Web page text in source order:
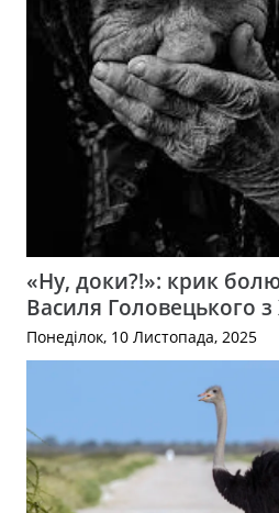
«Ну, доки?!»: крик болю
Василя Головецького
Понеділок, 10 Листопада, 2025